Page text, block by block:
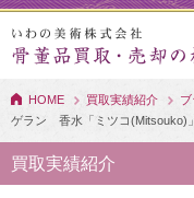
HOME 買取実績紹介
ゲラン 香水「ミツコ(Mitsouko)」
買取実績紹介